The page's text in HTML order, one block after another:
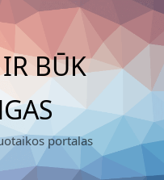
BŪK
portalas